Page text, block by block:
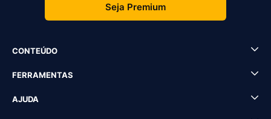
Seja Premium
CONTEÚDO
FERRAMENTAS
AJUDA